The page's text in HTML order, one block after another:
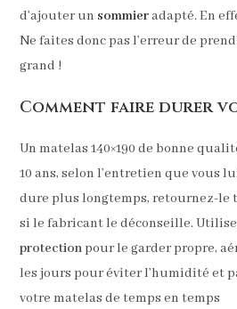
d’ajouter un sommieradapté. En
Ne faites donc pas l’erreur de
grand !
Comment faire durer
Un matelas 140×190 de bonne
10 ans, selon l’entretien que vous
dure plus longtemps, retournez-le
si le fabricant le déconseille.
protectionpour le garder propre,
les jours pour éviter l’humidité et
votre matelas de temps en temps